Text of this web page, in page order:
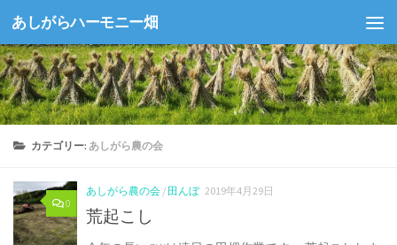
コンテンツへスキップ
あしがらハーモニー畑
カテゴリー: あしがら農の会
0
あしがら農の会 / 田んぼ 2019年4月29日
荒起こし